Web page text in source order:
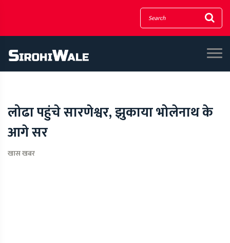
लोढा पहुंचे सारणेश्वर, झुकाया भोलेनाथ के
आगे सर
खास खबर